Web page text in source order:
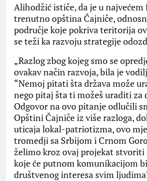
Alihodžić ističe, da je u najvećem
trenutno opština Čajniče,
područje koje pokriva teritorija
se teži ka razvoju strategije
„Razlog zbog kojeg smo se
ovakav način razvoja, bila je
“Nemoj pitati šta država može
nego pitaj šta ti možeš uraditi za
Odgovor na ovo pitanje odlučili
Opštini Čajniče iz više razloga,
uticaja lokal-patriotizma, ovo
tromedji sa Srbijom i Crnom
želimo kroz ovaj projekat stvoriti
koje će putnom komunikacijom
društvenog interesa svim